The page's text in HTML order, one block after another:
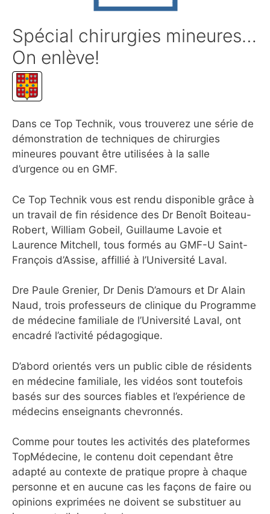
Spécial chirurgies mineures…
On enlève!
Dans ce Top Technik, vous trouverez une série de
démonstration de techniques de chirurgies
mineures pouvant être utilisées à la salle
d’urgence ou en GMF.
Ce Top Technik vous est rendu disponible grâce à
un travail de fin résidence des Dr Benoît Boiteau-
Robert, William Gobeil, Guillaume Lavoie et
Laurence Mitchell, tous formés au GMF-U Saint-
François d’Assise, affillié à l’Université Laval.
Dre Paule Grenier, Dr Denis D’amours et Dr Alain
Naud, trois professeurs de clinique du Programme
de médecine familiale de l’Université Laval, ont
encadré l’activité pédagogique.
D’abord orientés vers un public cible de résidents
en médecine familiale, les vidéos sont toutefois
basés sur des sources fiables et l’expérience de
médecins enseignants chevronnés.
Comme pour toutes les activités des plateformes
TopMédecine, le contenu doit cependant être
adapté au contexte de pratique propre à chaque
personne et en aucune cas les façons de faire ou
opinions exprimées ne doivent se substituer au